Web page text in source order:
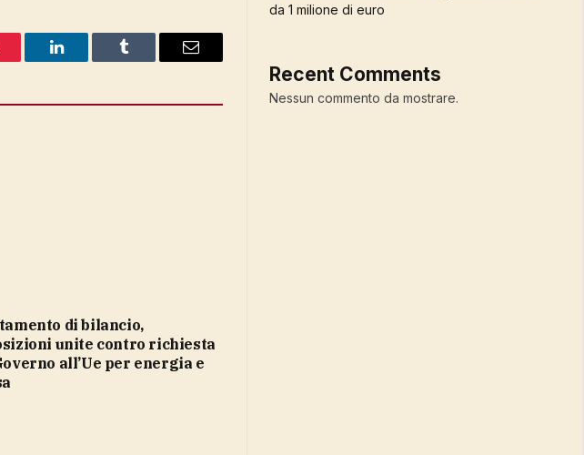
LinkedIn Tumblr Email
unite contro richiesta
all’Ue per energia e
da 1 milione di euro
Recent Comments
Nessun commento da mostrare.